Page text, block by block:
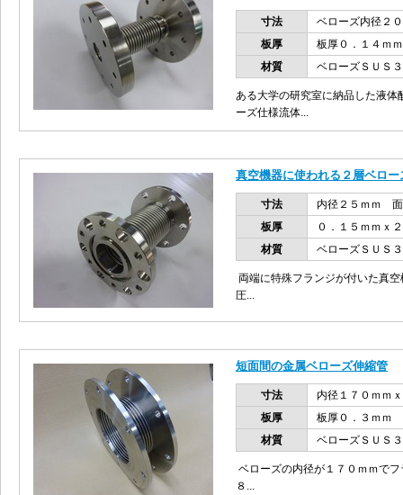
寸法
ベローズ内径
板厚
板厚０．１４ｍ
材質
ベローズＳＵＳ
ある大学の研究室に納品した液
ーズ仕様流体...
真空機器に使われる２層ベロー
寸法
内径２５ｍｍ
板厚
０．１５ｍｍｘ
材質
ベローズＳＵＳ
両端に特殊フランジが付いた真
圧...
短面間の金属ベローズ伸縮管
寸法
内径１７０ｍｍ
板厚
板厚０．３ｍｍ
材質
ベローズＳＵＳ
ベローズの内径が１７０ｍｍで
８...